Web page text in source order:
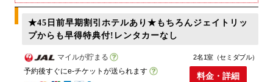
★45日前早期割引ホテルあり★もちろんジェイトリッ
プからも早得特典付!レンタカーなし
マイルが貯まる
予約後すぐにe-チケットが送られます
2名1室（セミダブル）
料金・詳細